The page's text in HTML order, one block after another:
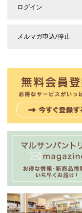
ログイン
メルマガ申込/停止